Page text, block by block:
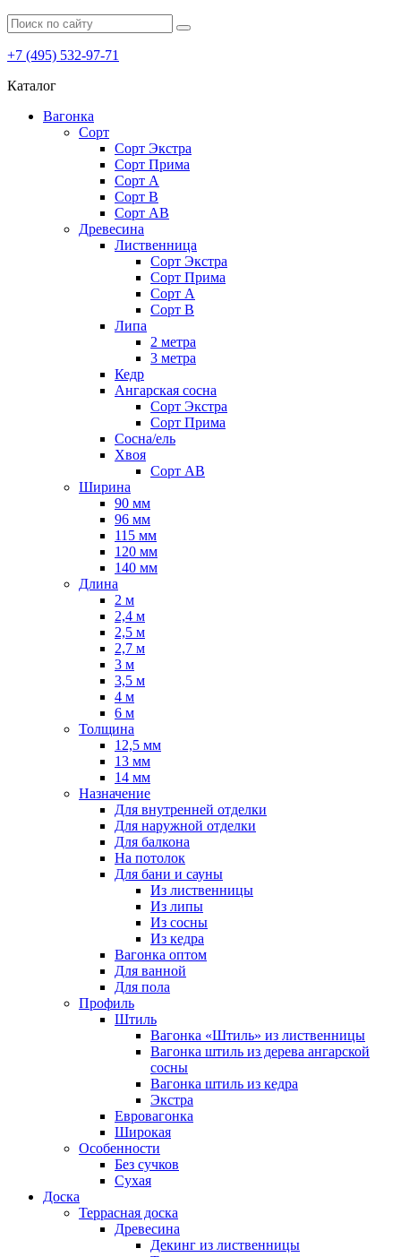
+7 (495) 532-97-71
Каталог
Вагонка
Сорт
Сорт Экстра
Сорт Прима
Сорт A
Сорт В
Сорт AB
Древесина
Лиственница
Сорт Экстра
Сорт Прима
Сорт А
Сорт В
Липа
2 метра
3 метра
Кедр
Ангарская сосна
Cорт Экстра
Сорт Прима
Сосна/ель
Хвоя
Сорт AB
Ширина
90 мм
96 мм
115 мм
120 мм
140 мм
Длина
2 м
2,4 м
2,5 м
2,7 м
3 м
3,5 м
4 м
6 м
Толщина
12,5 мм
13 мм
14 мм
Назначение
Для внутренней отделки
Для наружной отделки
Для балкона
На потолок
Для бани и сауны
Из лиственницы
Из липы
Из сосны
Из кедра
Вагонка оптом
Для ванной
Для пола
Профиль
Штиль
Вагонка «Штиль» из лиственницы
Вагонка штиль из дерева ангарской
сосны
Вагонка штиль из кедра
Экстра
Евровагонка
Широкая
Особенности
Без сучков
Сухая
Доска
Террасная доска
Древесина
Декинг из лиственницы